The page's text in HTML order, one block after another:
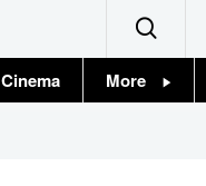
Cinema More